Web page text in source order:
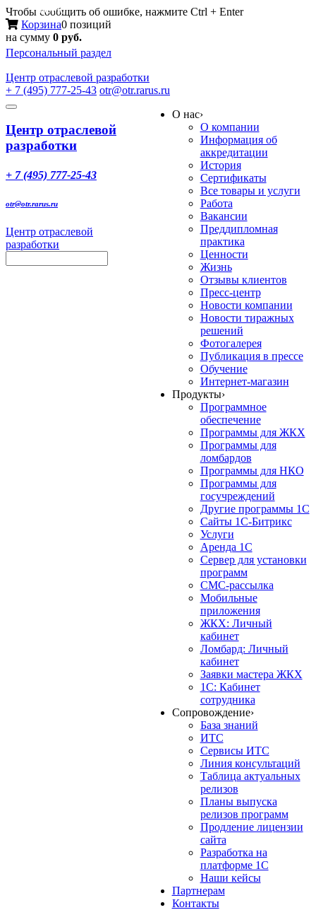
Чтобы сообщить об ошибке, нажмите Ctrl + Enter
Корзина0 позиций
на сумму 0 руб.
Персональный раздел
Центр отраслевой разработки
+ 7 (495) 777-25-43 otr@otr.rarus.ru
Toggle
Меню
Центр отраслевой
разработки
+ 7 (495) 777-25-43
otr@otr.rarus.ru
Центр отраслевой
разработки
О нас›
О компании
Информация об
аккредитации
История
Сертификаты
Все товары и услуги
Работа
Вакансии
Преддипломная
практика
Ценности
Жизнь
Отзывы клиентов
Пресс-центр
Новости компании
Новости тиражных
решений
Фотогалерея
Публикация в прессе
Обучение
Интернет-магазин
Продукты›
Программное
обеспечение
Программы для ЖКХ
Программы для
ломбардов
Программы для НКО
Программы для
госучреждений
Другие программы 1С
Сайты 1С-Битрикс
Услуги
Аренда 1С
Сервер для установки
программ
СМС-рассылка
Мобильные
приложения
ЖКХ: Личный
кабинет
Ломбард: Личный
кабинет
Заявки мастера ЖКХ
1С: Кабинет
сотрудника
Сопровождение›
База знаний
ИТС
Сервисы ИТС
Линия консультаций
Таблица актуальных
релизов
Планы выпуска
релизов программ
Продление лицензии
сайта
Разработка на
платформе 1С
Наши кейсы
Партнерам
Контакты